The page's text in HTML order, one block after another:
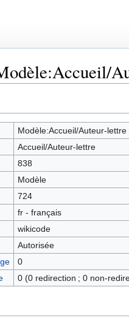
Modèle:Accueil/Auteur-lettre
Accueil/Auteur-lettre
838
Modèle
724
fr - français
wikicode
Autorisée
0
0 (0 redirection ; 0 non-